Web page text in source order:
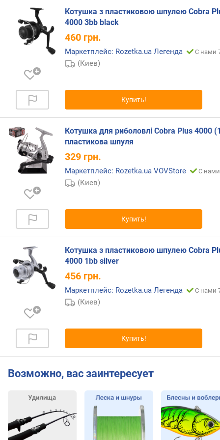
р
о
т
с
м
)
т
я
г
о
в
о
е
с
л
г
)
с
)
Котушка з пластиковою шпулею Cobra
4000 3bb black
460 грн.
Маркетплейс: Rozetka.ua Легенда С нами
(Киев)
Купить!
Котушка для риболовлі Cobra Plus 4000
пластикова шпуля
329 грн.
Маркетплейс: Rozetka.ua VOVStore С нами
(Киев)
Купить!
Котушка з пластиковою шпулею Cobra
4000 1bb silver
456 грн.
Маркетплейс: Rozetka.ua Легенда С нами
(Киев)
Купить!
Возможно, вас заинтересует